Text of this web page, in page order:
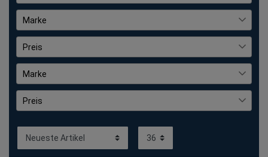
Pullover 19
Shirts
Sweatjacke
XL
XXL 42
3XL
4XL
bedruckt
5
gepunktet 1
gestreift
unifarben
Marke
Sea Ranch
65
Preis
€ ― €
Marke
Sea Ranch
65
Preis
€ €